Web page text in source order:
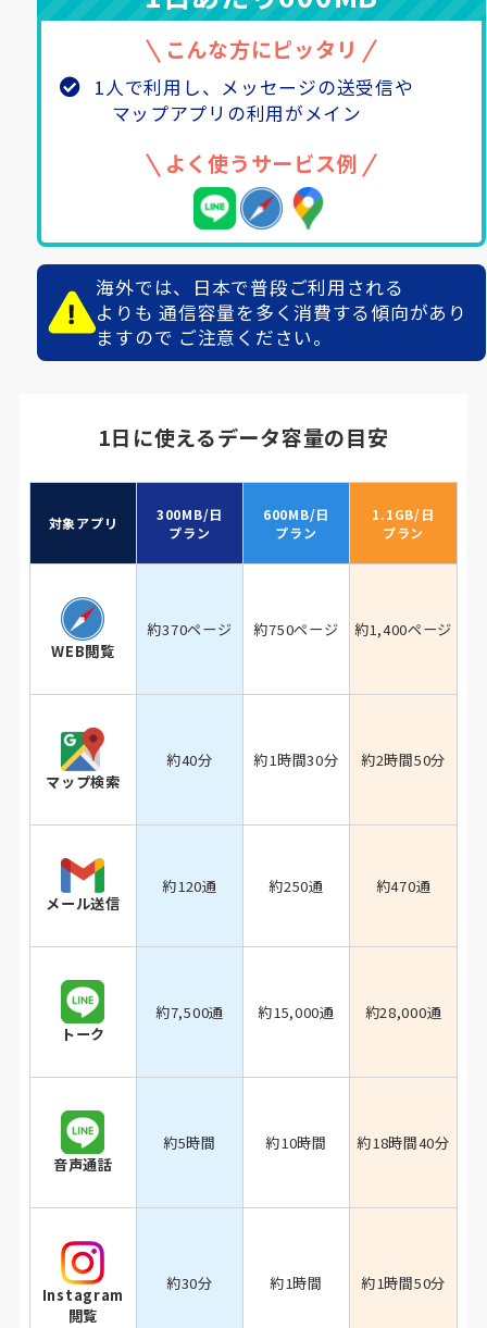
こんな方にピッタリ
1人で利用し、メッセージの送受信や
マップアプリの利用がメイン
よく使うサービス例
海外では、日本で普段ご利用される
よりも 通信容量を多く消費する傾向があり
ますので ご注意ください。
1日に使えるデータ容量の目安
対象アプリ
300MB/日
プラン
600MB/日
プラン
1.1GB/日
プラン
WEB閲覧
約370ページ 約750ページ 約1,400ページ
マップ検索
約40分 約1時間30分 約2時間50分
メール送信
約120通 約250通 約470通
トーク
約7,500通 約15,000通 約28,000通
音声通話
約5時間 約10時間 約18時間40分
Instagram
閲覧
約30分 約1時間 約1時間50分